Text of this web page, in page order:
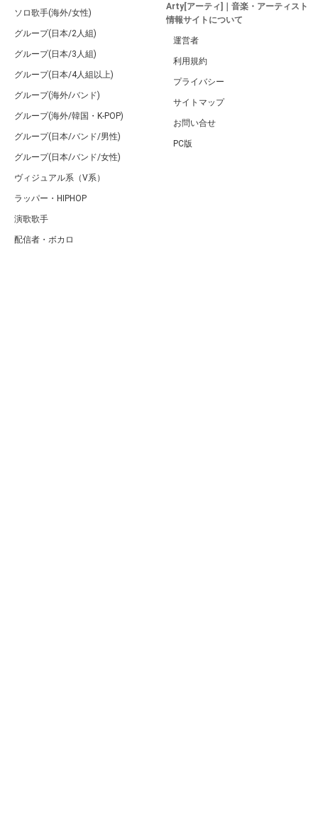
ソロ歌手(海外/女性)
グループ(日本/2人組)
グループ(日本/3人組)
グループ(日本/4人組以上)
グループ(海外/バンド)
グループ(海外/韓国・K-POP)
グループ(日本/バンド/男性)
グループ(日本/バンド/女性)
ヴィジュアル系（V系）
ラッパー・HIPHOP
演歌歌手
配信者・ボカロ
Arty[アーティ]｜音楽・アーティスト
情報サイトについて
運営者
利用規約
プライバシー
サイトマップ
お問い合せ
PC版